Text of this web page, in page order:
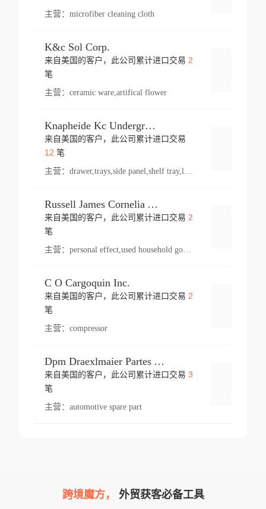
主营： microfiber cleaning cloth
K&c Sol Corp.
来自美国的客户，此公司累计进口交易 2
笔
主营： ceramic ware,artifical flower
Knapheide Kc Underground
来自美国的客户，此公司累计进口交易
12 笔
主营：
Russell James Cornelia Arlington Va
来自美国的客户，此公司累计进口交易 2
笔
主营： personal effect,used household goods
C O Cargoquin Inc.
来自美国的客户，此公司累计进口交易 2
笔
主营： compressor
Dpm Draexlmaier Partes Automotrices Corr Ind Huejotzingo
来自美国的客户，此公司累计进口交易 3
笔
主营： automotive spare part
跨境魔方， 外贸获客必备工具